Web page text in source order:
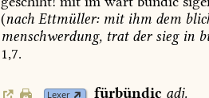
(nach Ettmüller:mitihm dem
menschwerdung, tratdersiegin
1,7.
Lexer fürbündic adj.